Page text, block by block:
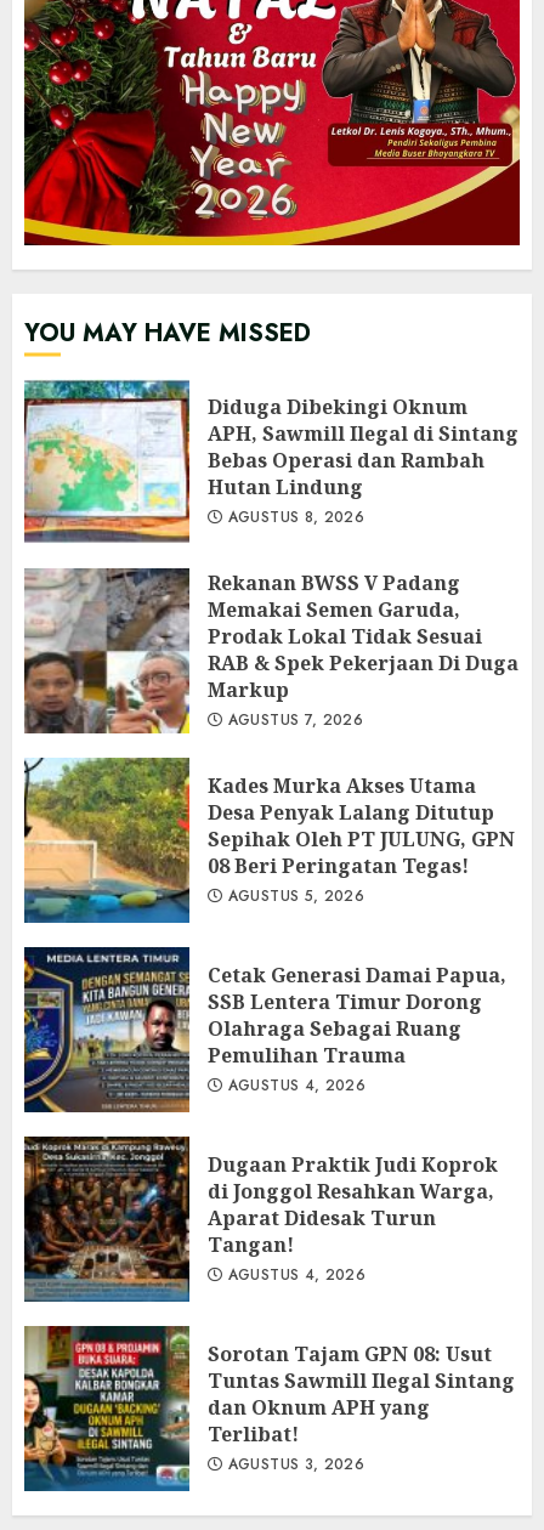
YOU MAY HAVE MISSED
Diduga Dibekingi Oknum
APH, Sawmill Ilegal di Sintang
Bebas Operasi dan Rambah
Hutan Lindung
AGUSTUS 8, 2026
Rekanan BWSS V Padang
Memakai Semen Garuda,
Prodak Lokal Tidak Sesuai
RAB & Spek Pekerjaan Di Duga
Markup
AGUSTUS 7, 2026
Kades Murka Akses Utama
Desa Penyak Lalang Ditutup
Sepihak Oleh PT JULUNG, GPN
08 Beri Peringatan Tegas!
AGUSTUS 5, 2026
Cetak Generasi Damai Papua,
SSB Lentera Timur Dorong
Olahraga Sebagai Ruang
Pemulihan Trauma
AGUSTUS 4, 2026
Dugaan Praktik Judi Koprok
di Jonggol Resahkan Warga,
Aparat Didesak Turun
Tangan!
AGUSTUS 4, 2026
‎Sorotan Tajam GPN 08: Usut
Tuntas Sawmill Ilegal Sintang
dan Oknum APH yang
Terlibat!
AGUSTUS 3, 2026